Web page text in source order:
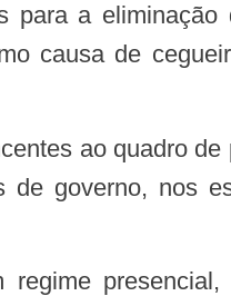
a
causa de
governo, nos